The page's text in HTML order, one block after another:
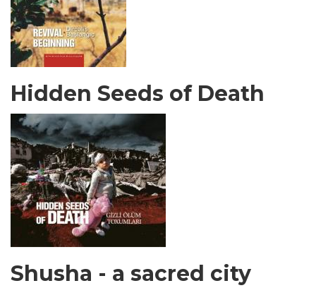
Hidden Seeds of Death
Shusha - a sacred city